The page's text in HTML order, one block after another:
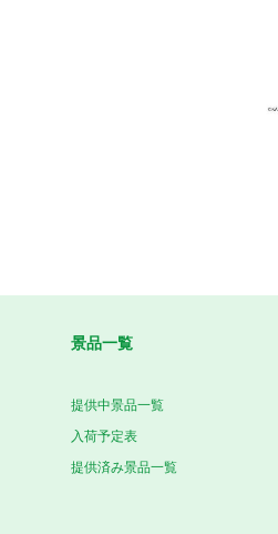
景品一覧
提供中景品一覧
入荷予定表
提供済み景品一覧